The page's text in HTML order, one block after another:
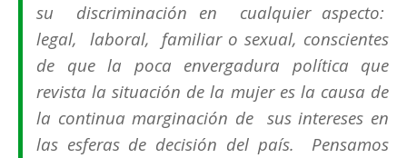
su discriminación en cualquier aspecto:
legal, laboral, familiar o sexual, conscientes
de que la poca envergadura política que
revista la situación de la mujer es la causa de
la continua marginación de sus intereses en
las esferas de decisión del país. Pensamos